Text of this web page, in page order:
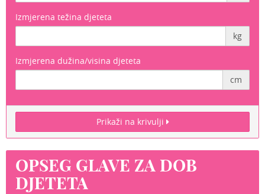
Izmjerena težina djeteta
kg
Izmjerena dužina/visina djeteta
cm
Prikaži na krivulji
OPSEG GLAVE ZA DOB
DJETETA